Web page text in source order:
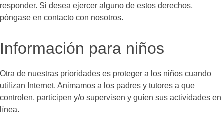
responder. Si desea ejercer alguno de estos derechos,
póngase en contacto con nosotros.
Información para niños
Otra de nuestras prioridades es proteger a los niños cuando
utilizan Internet. Animamos a los padres y tutores a que
controlen, participen y/o supervisen y guíen sus actividades en
línea.